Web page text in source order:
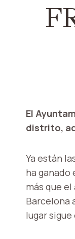
El
distrito,
Ya están
ha ganado
más que
Barcelona
lugar